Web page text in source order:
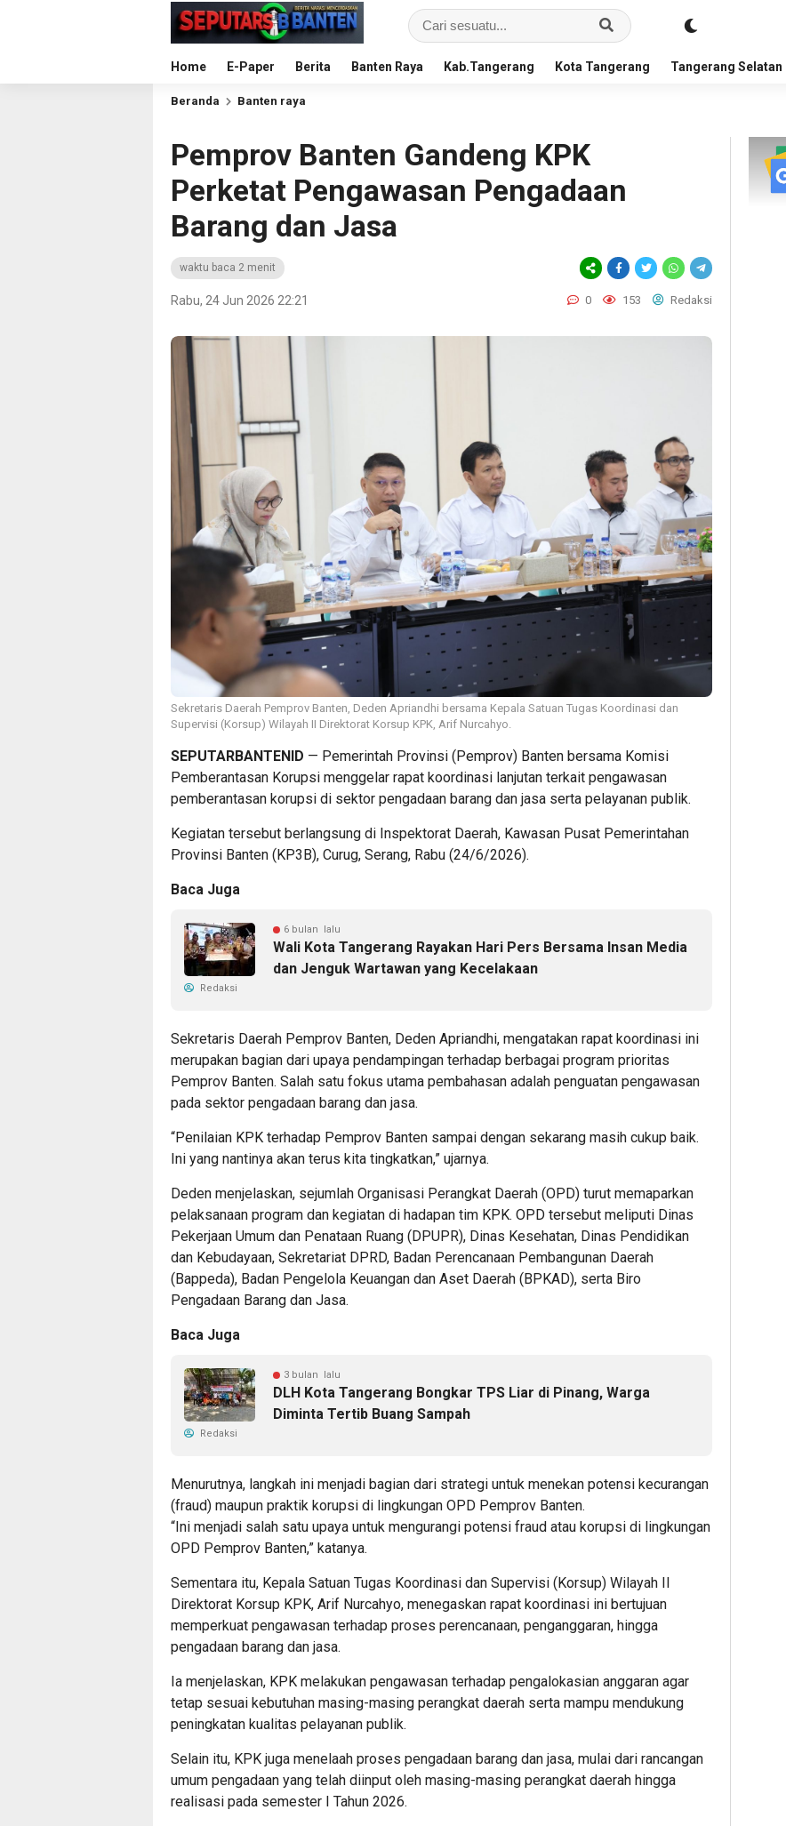
Home E-Paper Berita Banten Raya Kab.Tangerang Kota Tangerang Tangerang Selatan
Beranda Banten raya
Pemprov Banten Gandeng KPK
Perketat Pengawasan Pengadaan
Barang dan Jasa
waktu baca 2 menit
Rabu, 24 Jun 2026 22:21 0 153 Redaksi
Sekretaris Daerah Pemprov Banten, Deden Apriandhi bersama Kepala Satuan Tugas Koordinasi dan
Supervisi (Korsup) Wilayah II Direktorat Korsup KPK, Arif Nurcahyo.
SEPUTARBANTENID — Pemerintah Provinsi (Pemprov) Banten bersama Komisi
Pemberantasan Korupsi menggelar rapat koordinasi lanjutan terkait pengawasan
pemberantasan korupsi di sektor pengadaan barang dan jasa serta pelayanan publik.
Kegiatan tersebut berlangsung di Inspektorat Daerah, Kawasan Pusat Pemerintahan
Provinsi Banten (KP3B), Curug, Serang, Rabu (24/6/2026).
Baca Juga
6 bulan lalu
Wali Kota Tangerang Rayakan Hari Pers Bersama Insan Media
dan Jenguk Wartawan yang Kecelakaan
Redaksi
Sekretaris Daerah Pemprov Banten, Deden Apriandhi, mengatakan rapat koordinasi ini
merupakan bagian dari upaya pendampingan terhadap berbagai program prioritas
Pemprov Banten. Salah satu fokus utama pembahasan adalah penguatan pengawasan
pada sektor pengadaan barang dan jasa.
“Penilaian KPK terhadap Pemprov Banten sampai dengan sekarang masih cukup baik.
Ini yang nantinya akan terus kita tingkatkan,” ujarnya.
Deden menjelaskan, sejumlah Organisasi Perangkat Daerah (OPD) turut memaparkan
pelaksanaan program dan kegiatan di hadapan tim KPK. OPD tersebut meliputi Dinas
Pekerjaan Umum dan Penataan Ruang (DPUPR), Dinas Kesehatan, Dinas Pendidikan
dan Kebudayaan, Sekretariat DPRD, Badan Perencanaan Pembangunan Daerah
(Bappeda), Badan Pengelola Keuangan dan Aset Daerah (BPKAD), serta Biro
Pengadaan Barang dan Jasa.
Baca Juga
3 bulan lalu
DLH Kota Tangerang Bongkar TPS Liar di Pinang, Warga
Diminta Tertib Buang Sampah
Redaksi
Menurutnya, langkah ini menjadi bagian dari strategi untuk menekan potensi kecurangan
(fraud) maupun praktik korupsi di lingkungan OPD Pemprov Banten.
“Ini menjadi salah satu upaya untuk mengurangi potensi fraud atau korupsi di lingkungan
OPD Pemprov Banten,” katanya.
Sementara itu, Kepala Satuan Tugas Koordinasi dan Supervisi (Korsup) Wilayah II
Direktorat Korsup KPK, Arif Nurcahyo, menegaskan rapat koordinasi ini bertujuan
memperkuat pengawasan terhadap proses perencanaan, penganggaran, hingga
pengadaan barang dan jasa.
Ia menjelaskan, KPK melakukan pengawasan terhadap pengalokasian anggaran agar
tetap sesuai kebutuhan masing-masing perangkat daerah serta mampu mendukung
peningkatan kualitas pelayanan publik.
Selain itu, KPK juga menelaah proses pengadaan barang dan jasa, mulai dari rancangan
umum pengadaan yang telah diinput oleh masing-masing perangkat daerah hingga
realisasi pada semester I Tahun 2026.